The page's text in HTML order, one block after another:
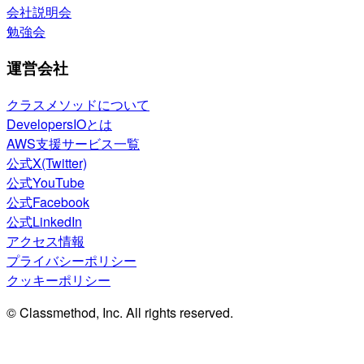
会社説明会
勉強会
運営会社
クラスメソッドについて
DevelopersIOとは
AWS支援サービス一覧
公式X(Twitter)
公式YouTube
公式Facebook
公式LinkedIn
アクセス情報
プライバシーポリシー
クッキーポリシー
© Classmethod, Inc. All rights reserved.